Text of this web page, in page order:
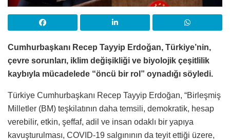
Cumhurbaşkanı Recep Tayyip Erdoğan, Türkiye’nin,
çevre sorunları, iklim değişikliği ve biyolojik çeşitlilik
kaybıyla mücadelede “öncü bir rol” oynadığı söyledi.
Türkiye Cumhurbaşkanı Recep Tayyip Erdoğan, “Birleşmiş
Milletler (BM) teşkilatının daha temsili, demokratik, hesap
verebilir, etkin, şeffaf, adil ve insan odaklı bir yapıya
kavuşturulması, COVID-19 salgınının da teyit ettiği üzere,